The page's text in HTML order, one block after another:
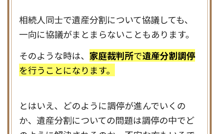
相続人同士で遺産分割について協議しても、
一向に協議がまとまらないこともあります。
そのような時は、 家庭裁判所で遺産分割調停
を行うことになります。
とはいえ、どのように調停が進んでいくの
か、遺産分割についての問題は調停の中でど